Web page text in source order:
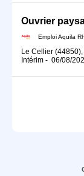
Ouvrier
Emploi Aquila Rh
Le Cellier
Intérim - 06/08/